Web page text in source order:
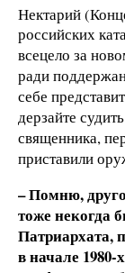
Нектарий
российских
всецело за
ради
себе
дерзайте
священника,
приставили
– Помню,
тоже некогда
Патриархата,
в начале